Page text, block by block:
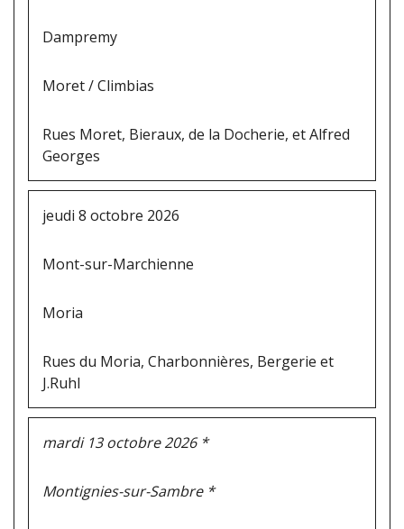
Dampremy
Moret / Climbias
Rues Moret, Bieraux, de la Docherie, et Alfred
Georges
jeudi 8 octobre 2026
Mont-sur-Marchienne
Moria
Rues du Moria, Charbonnières, Bergerie et
J.Ruhl
mardi 13 octobre 2026 *
Montignies-sur-Sambre *